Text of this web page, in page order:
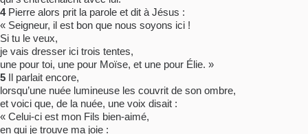
4Pierre alors prit la parole et dit à Jésus :
« Seigneur, il est bon que nous soyons ici !
Si tu le veux,
je vais dresser ici trois tentes,
une pour toi, une pour Moïse, et une pour Élie. »
5 Il parlait encore,
lorsqu’une nuée lumineuse les couvrit de son ombre,
et voici que, de la nuée, une voix disait :
« Celui-ci est mon Fils bien-aimé,
en qui je trouve ma joie :